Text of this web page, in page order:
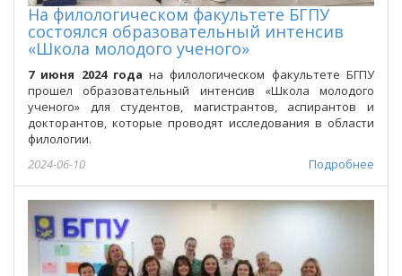
На филологическом факультете БГПУ
состоялся образовательный интенсив
«Школа молодого ученого»
7 июня 2024 годана филологическом факультете БГПУ
прошел образовательный интенсив «Школа молодого
ученого» для студентов, магистрантов, аспирантов и
докторантов, которые проводят исследования в области
филологии.
Подробнее
2024-06-10